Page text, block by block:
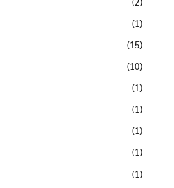
(1)
(15)
(10)
(1)
(1)
(1)
(1)
(1)